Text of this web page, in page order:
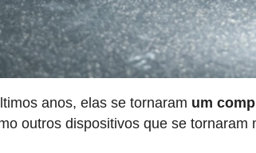
anos, elas se tornaram um
outros dispositivos que se